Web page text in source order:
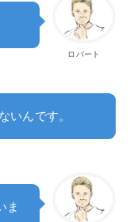
ロバート
いんです。
ま